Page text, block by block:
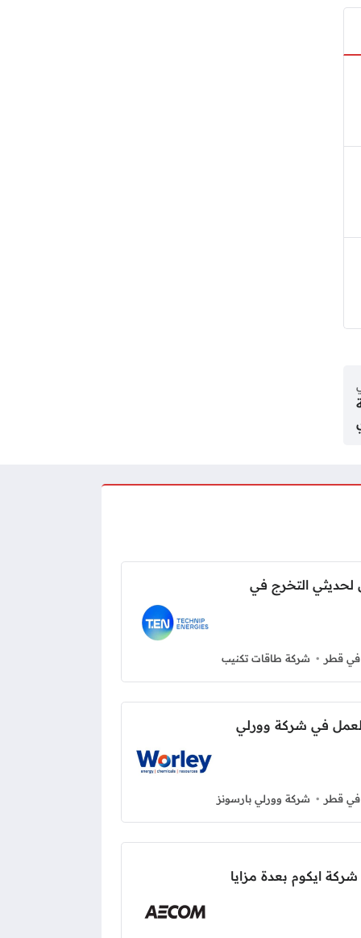
لحديثي التخرج في
في قطر شركة طاقات تكنيب
في شركة وورلي
في قطر شركة وورلي بارسونز
ايكوم بعدة مزايا